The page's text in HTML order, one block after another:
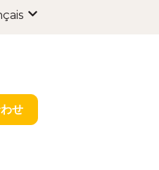
pour Dépôts
pour Ressources
せ